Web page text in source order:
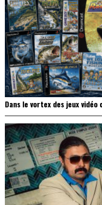
Dans le vortex des jeux vidéo